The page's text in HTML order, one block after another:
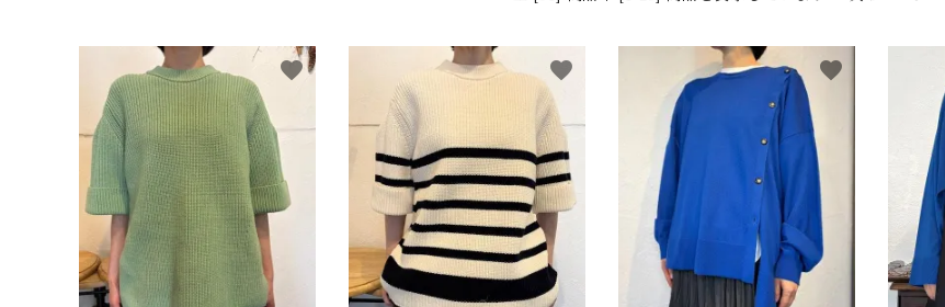
GUIDI
kaval (Katati to
Tè only)
MAGMANIA
Guidelines
Carrefour
Katati to Tè
favorite favorite favorite